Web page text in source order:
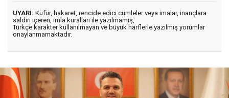
UYARI: Küfür, hakaret, rencide edici cümleler veya imalar, inançlara
saldırı içeren, imla kuralları ile yazılmamış,
Türkçe karakter kullanılmayan ve büyük harflerle yazılmış yorumlar
onaylanmamaktadır.